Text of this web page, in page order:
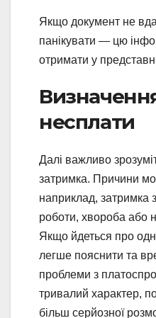
Якщо документ не
панікувати — цю
отримати у
несплати
Далі важливо
затримка. Причини
наприклад, затримка
роботи, хвороба або
Якщо йдеться про
легше пояснити та
проблеми з
тривалий характер,
більш серйозної